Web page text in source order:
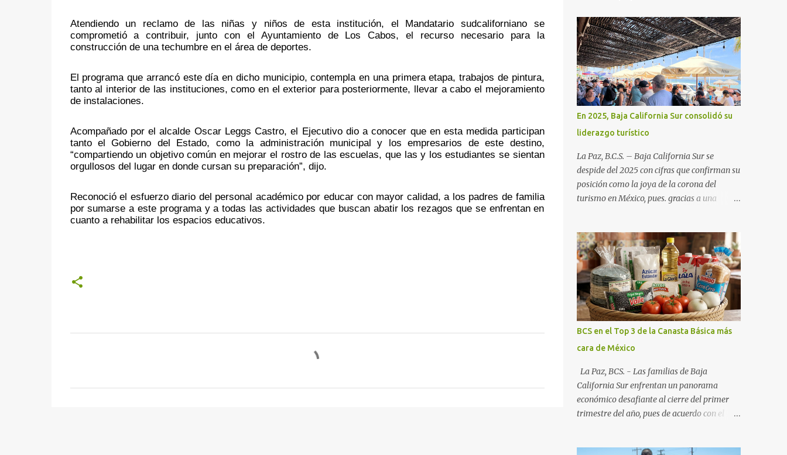
Atendiendo un reclamo de las niñas y niños de esta institución, el Mandatario sudcaliforniano se
comprometió a contribuir, junto con el Ayuntamiento de Los Cabos, el recurso necesario para la
construcción de una techumbre en el área de deportes.
El programa que arrancó este día en dicho municipio, contempla en una primera etapa, trabajos de pintura,
tanto al interior de las instituciones, como en el exterior para posteriormente, llevar a cabo el mejoramiento
de instalaciones.
Acompañado por el alcalde Oscar Leggs Castro, el Ejecutivo dio a conocer que en esta medida participan
tanto el Gobierno del Estado, como la administración municipal y los empresarios de este destino,
“compartiendo un objetivo común en mejorar el rostro de las escuelas, que las y los estudiantes se sientan
orgullosos del lugar en donde cursan su preparación”, dijo.
Reconoció el esfuerzo diario del personal académico por educar con mayor calidad, a los padres de familia
por sumarse a este programa y a todas las actividades que buscan abatir los rezagos que se enfrentan en
cuanto a rehabilitar los espacios educativos.
En 2025, Baja California Sur consolidó su
liderazgo turístico
La Paz, B.C.S. – Baja California Sur se
despide del 2025 con cifras que confirman su
posición como la joya de la corona del
turismo en México, pues. gracias a una
fideicomisos de promoción, la entidad
proyecta un cierre de año marcado por una
ocupación hotelera robusta, una
conectividad aérea en ascenso y una
derrama económica sin precedentes. Las
proyecciones para este periodo vacacional
son optimistas, con un promedio estatal que
supera el 70% . Sin embargo, la sorpresa del
año la ha dado el norte del estado. Comondú
encabeza las expectativas con un
impresionante 89% de ocupación,
impulsado por el interés creciente en el
turismo de naturaleza. Le siguen destinos
Nuevo). La Paz: 66%. Loreto: 58%. Mulegé:
BCS en el Top 3 de la Canasta Básica más
cara de México
La Paz, BCS. - Las familias de Baja
California Sur enfrentan un panorama
económico desafiante al cierre del primer
trimestre del año, pues de acuerdo con el